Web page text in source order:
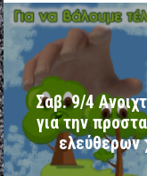
Σαβ. 9/4
για την
ελεύθερων